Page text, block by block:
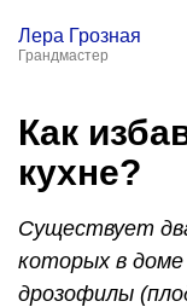
Лера Грозная
Грандмастер
Как
кухне?
Существует
которых в
дрозофилы